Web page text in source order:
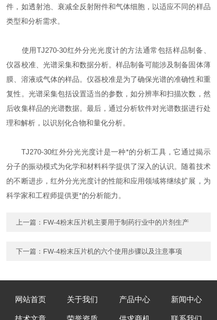
件，如透射池、衰减全反射附件和气体细胞，以适应不同的样品
类型和分析需求。
使用TJ270-30红外分光光度计的方法通常包括样品制备、
仪器校准、光谱采集和数据分析。样品制备可能涉及制备固体薄
膜、溶液或气体的样品。仪器校准是为了确保光谱的准确性和重
复性。光谱采集包括设置适当的参数，如分辨率和扫描次数，然
后收集样品的光谱数据。最后，通过分析软件对光谱数据进行处
理和解析，以识别化合物和量化分析。
TJ270-30红外分光光度计是一种*的分析工具，它通过揭示
分子的振动模式为化学和材料科学提供了深入的认识。随着技术
的不断进步，红外分光光度计的性能和应用领域将继续扩展，为
科学家和工程师提供更*的分析能力。
上一篇： FW-4粉末压片机主要用于制药行业中的片剂生产
下一篇： FW-4粉末压片机的六个使用步骤以及注意事项
网站首页 关于我们 产品中心 新闻中心